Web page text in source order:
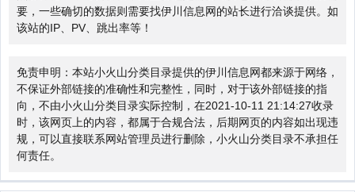
要，一些确切的数据则需要找伊川信息网的站长进行洽谈提供。如
该站的IP、PV、跳出率等！
免责申明：本站小火山分类目录提供的伊川信息网都来源于网络，
不保证外部链接的准确性和完整性，同时，对于该外部链接的指
向，不由小火山分类目录实际控制，在2021-10-11 21:14:27收录
时，该网页上的内容，都属于合规合法，后期网页的内容如出现违
规，可以直接联系网站管理员进行删除，小火山分类目录不承担任
何责任。